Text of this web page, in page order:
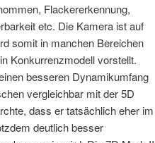
Flackererkennung,
etc. Die Kamera ist auf
somit in manchen Bereichen
Konkurrenzmodell vorstellt.
besseren Dynamikumfang
vergleichbar mit der 5D
dass er tatsächlich eher im
deutlich besser